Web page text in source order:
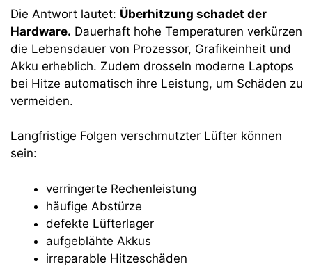
Die Antwort lautet: Überhitzung schadet der
Hardware. Dauerhaft hohe Temperaturen verkürzen
die Lebensdauer von Prozessor, Grafikeinheit und
Akku erheblich. Zudem drosseln moderne Laptops
bei Hitze automatisch ihre Leistung, um Schäden zu
vermeiden.
Langfristige Folgen verschmutzter Lüfter können
sein:
verringerte Rechenleistung
häufige Abstürze
defekte Lüfterlager
aufgeblähte Akkus
irreparable Hitzeschäden